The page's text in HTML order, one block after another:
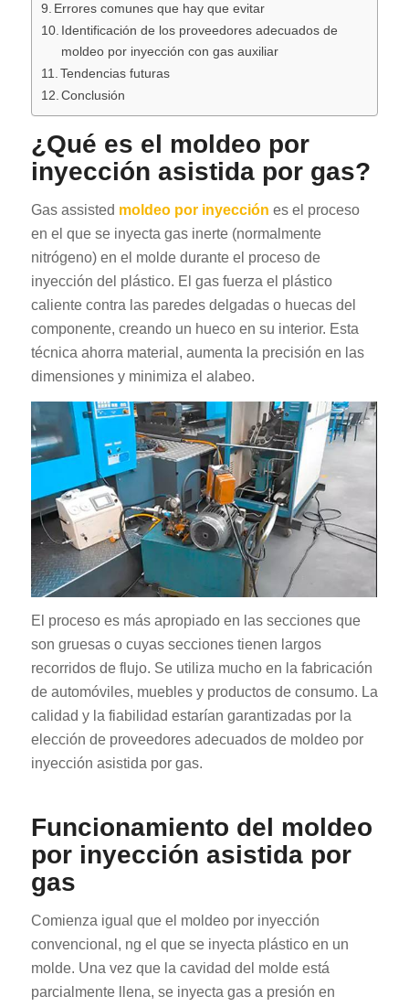
Errores comunes que hay que evitar
Identificación de los proveedores adecuados de
moldeo por inyección con gas auxiliar
Tendencias futuras
Conclusión
¿Qué es el moldeo por
inyección asistida por gas?
Gas assisted moldeo por inyección es el proceso
en el que se inyecta gas inerte (normalmente
nitrógeno) en el molde durante el proceso de
inyección del plástico. El gas fuerza el plástico
caliente contra las paredes delgadas o huecas del
componente, creando un hueco en su interior. Esta
técnica ahorra material, aumenta la precisión en las
dimensiones y minimiza el alabeo.
El proceso es más apropiado en las secciones que
son gruesas o cuyas secciones tienen largos
recorridos de flujo. Se utiliza mucho en la fabricación
de automóviles, muebles y productos de consumo. La
calidad y la fiabilidad estarían garantizadas por la
elección de proveedores adecuados de moldeo por
inyección asistida por gas.
Funcionamiento del moldeo
por inyección asistida por
gas
Comienza igual que el moldeo por inyección
convencional, ng el que se inyecta plástico en un
molde. Una vez que la cavidad del molde está
parcialmente llena, se inyecta gas a presión en